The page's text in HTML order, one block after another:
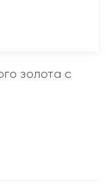
золота с